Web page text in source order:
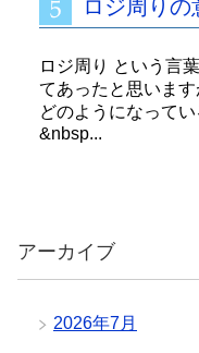
ロジ周りの
ロジ周り という言
てあったと思いま
どのようになって
&nbsp...
アーカイブ
2026年7月